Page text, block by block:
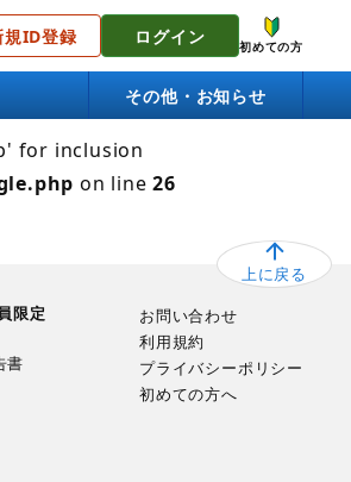
規ID登録 ログイン 初めての方
その他・お知らせ
No such file or directory in
for inclusion
on line26
上に戻る
限定
書
お問い合わせ
利用規約
プライバシーポリシー
初めての方へ